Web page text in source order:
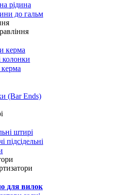
рідина
до гальм
керма
колонки
(Bar Ends)
штирі
підсідельні
для вилок